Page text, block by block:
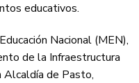
educativos.
Nacional (MEN),
de la Infraestructura
Alcaldía de Pasto,